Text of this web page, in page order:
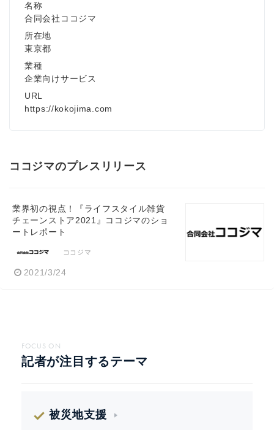
名称
合同会社ココジマ
所在地
東京都
業種
企業向けサービス
URL
https://kokojima.com
ココジマのプレスリリース
業界初の視点！『ライフスタイル雑貨
チェーンストア2021』ココジマのショ
ートレポート
ココジマ
2021/3/24
FOCUS ON
記者が注目するテーマ
被災地支援